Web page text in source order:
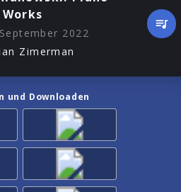
Works
2022
Zimerman
und Downloaden